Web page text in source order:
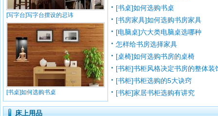
[写字台]写字台摆设的忌讳
[书桌]如何选购书桌
[书桌]如何选购书桌
[书房家具]如何选购书房家具
[电脑桌]六大类电脑桌选哪种
怎样给书房选择家具
[桌椅]如何选购书房的桌椅
[书柜]书柜风格决定书房的整体装
[书柜]书柜选购的5大诀窍
[书柜]家居书柜选购有讲究
床上用品